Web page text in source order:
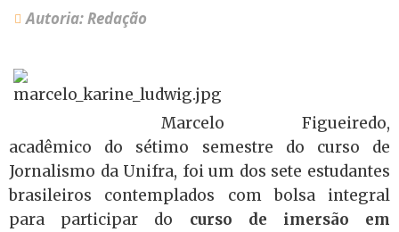
Autoria: Redação
Marcelo Figueiredo,
acadêmico do sétimo semestre do curso de
Jornalismo da Unifra, foi um dos sete estudantes
brasileiros contemplados com bolsa integral
para participar do curso de imersão em